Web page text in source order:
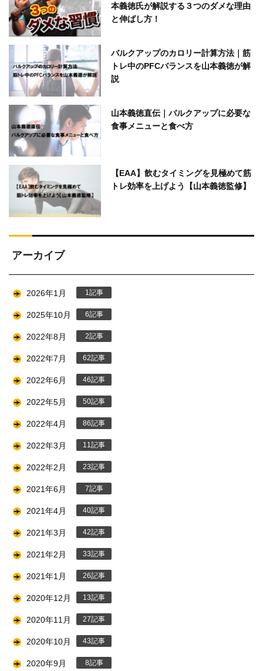
本義徳氏が解説する３つのダメな理由
と伸ばし方！
バルクアップのカロリー計算方法｜筋
トレ中のPFCバランスを山本義徳が解
説
山本義徳直伝｜バルクアップに必要な
食事メニューと食べ方
【EAA】飲むタイミングを見極めて筋
トレ効率を上げよう【山本義徳監修】
アーカイブ
2026年1月 1
2025年10月 6
2022年8月 2
2022年7月 62
2022年6月 46
2022年5月 50
2022年4月 86
2022年3月 11
2022年2月 23
2021年6月 7
2021年4月 40
2021年3月 42
2021年2月 33
2021年1月 26
2020年12月 13
2020年11月 27
2020年10月 43
2020年9月 8